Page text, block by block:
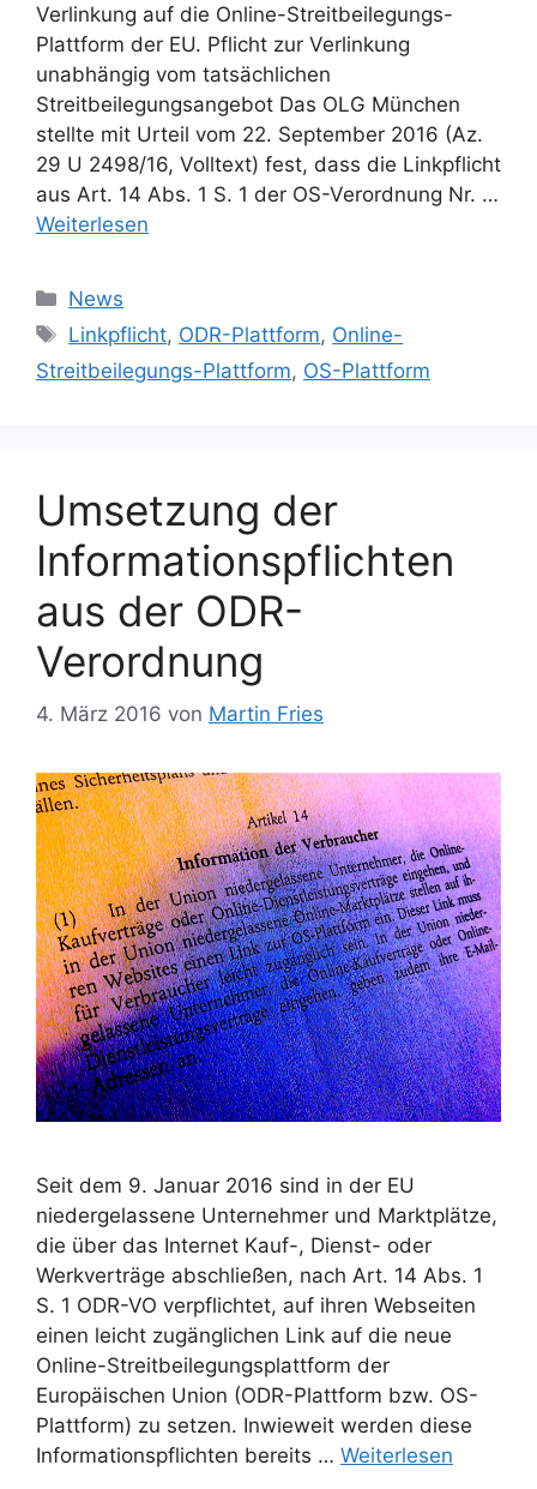
Verlinkung auf die Online-Streitbeilegungs-
Plattform der EU. Pflicht zur Verlinkung
unabhängig vom tatsächlichen
Streitbeilegungsangebot Das OLG München
stellte mit Urteil vom 22. September 2016 (Az.
29 U 2498/16, Volltext) fest, dass die Linkpflicht
aus Art. 14 Abs. 1 S. 1 der OS-Verordnung Nr. …
Weiterlesen
Kategorien
News
Schlagwörter
Linkpflicht, ODR-Plattform, Online-
Streitbeilegungs-Plattform, OS-Plattform
Umsetzung der
Informationspflichten
aus der ODR-
Verordnung
4. März 2016 von Martin Fries
Seit dem 9. Januar 2016 sind in der EU
niedergelassene Unternehmer und Marktplätze,
die über das Internet Kauf-, Dienst- oder
Werkverträge abschließen, nach Art. 14 Abs. 1
S. 1 ODR-VO verpflichtet, auf ihren Webseiten
einen leicht zugänglichen Link auf die neue
Online-Streitbeilegungsplattform der
Europäischen Union (ODR-Plattform bzw. OS-
Plattform) zu setzen. Inwieweit werden diese
Informationspflichten bereits … Weiterlesen